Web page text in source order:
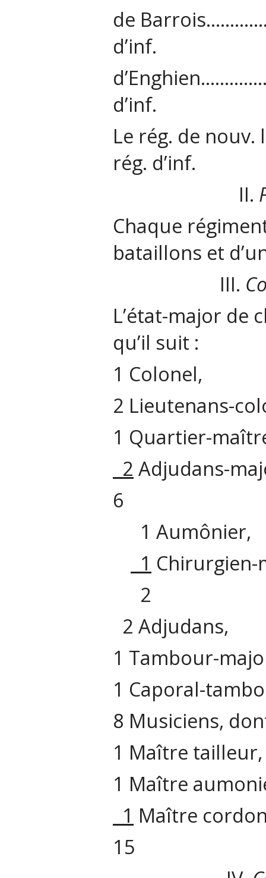
de
d’inf.
d’inf.
Le rég. de
rég. d’inf.
II.
Chaque
bataillons et
III.
L’état-major de
qu’il suit :
1 Colonel,
2 Lieutenans-
1 Quartier-
2 Adjudans-
6
1 Aumônier,
1 Chirurgien-
2
2 Adjudans,
1 Tambour-
1 Caporal-
8 Musiciens,
1 Maître tailleur,
1 Maître
1 Maître
15